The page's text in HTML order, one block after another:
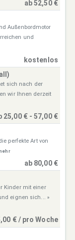
ab 52,50 €
Außenbordmotor
und
kostenlos
sich nach der
wir Ihnen derzeit
25,00 € - 57,00 €
perfekte Art von
ab 80,00 €
Kinder mit einer
eignen sich... »
€ / pro Woche